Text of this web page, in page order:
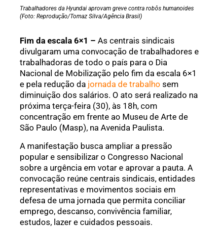
Trabalhadores da Hyundai aprovam greve contra robôs humanoides
(Foto: Reprodução/Tomaz Silva/Agência Brasil)
Fim da escala 6×1 – As centrais sindicais
divulgaram uma convocação de trabalhadores e
trabalhadoras de todo o país para o Dia
Nacional de Mobilização pelo fim da escala 6×1
e pela redução da jornada de trabalho sem
diminuição dos salários. O ato será realizado na
próxima terça-feira (30), às 18h, com
concentração em frente ao Museu de Arte de
São Paulo (Masp), na Avenida Paulista.
A manifestação busca ampliar a pressão
popular e sensibilizar o Congresso Nacional
sobre a urgência em votar e aprovar a pauta. A
convocação reúne centrais sindicais, entidades
representativas e movimentos sociais em
defesa de uma jornada que permita conciliar
emprego, descanso, convivência familiar,
estudos, lazer e cuidados pessoais.